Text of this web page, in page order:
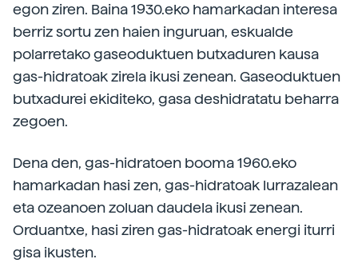
egon ziren. Baina 1930.eko hamarkadan interesa
berriz sortu zen haien inguruan, eskualde
polarretako gaseoduktuen butxaduren kausa
gas-hidratoak zirela ikusi zenean. Gaseoduktuen
butxadurei ekiditeko, gasa deshidratatu beharra
zegoen.
Dena den, gas-hidratoen booma 1960.eko
hamarkadan hasi zen, gas-hidratoak lurrazalean
eta ozeanoen zoluan daudela ikusi zenean.
Orduantxe, hasi ziren gas-hidratoak energi iturri
gisa ikusten.